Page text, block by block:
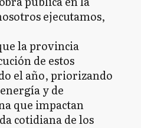
ejecutamos,
la provincia
de estos
el año, priorizando
y de
que impactan
cotidiana de los